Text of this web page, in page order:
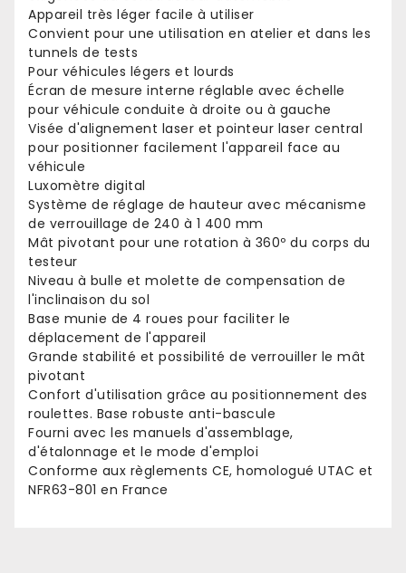
Appareil très léger facile à utiliser
Convient pour une utilisation en atelier et dans les
tunnels de tests
Pour véhicules légers et lourds
Écran de mesure interne réglable avec échelle
pour véhicule conduite à droite ou à gauche
Visée d'alignement laser et pointeur laser central
pour positionner facilement l'appareil face au
véhicule
Luxomètre digital
Système de réglage de hauteur avec mécanisme
de verrouillage de 240 à 1 400 mm
Mât pivotant pour une rotation à 360º du corps du
testeur
Niveau à bulle et molette de compensation de
l'inclinaison du sol
Base munie de 4 roues pour faciliter le
déplacement de l'appareil
Grande stabilité et possibilité de verrouiller le mât
pivotant
Confort d'utilisation grâce au positionnement des
roulettes. Base robuste anti-bascule
Fourni avec les manuels d'assemblage,
d'étalonnage et le mode d'emploi
Conforme aux règlements CE, homologué UTAC et
NFR63-801 en France